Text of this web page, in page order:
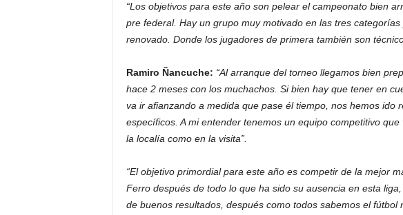
“Los objetivos para este año son pelear el campeonato bien
pre federal. Hay un grupo muy motivado en las tres
renovado. Donde los jugadores de primera también son
Ramiro Ñancuche: “Al arranque del torneo llegamos bien
hace 2 meses con los muchachos. Si bien hay que tener en
va ir afianzando a medida que pase él tiempo, nos hemos ido
específicos. A mi entender tenemos un equipo competitivo
la localía como en la visita”.
“El objetivo primordial para este año es competir de la mejor
Ferro después de todo lo que ha sido su ausencia en esta
de buenos resultados, después como todos sabemos el